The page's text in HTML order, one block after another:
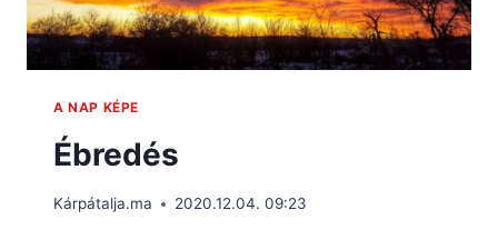
A NAP KÉPE
Ébredés
Kárpátalja.ma 2020.12.04. 09:23